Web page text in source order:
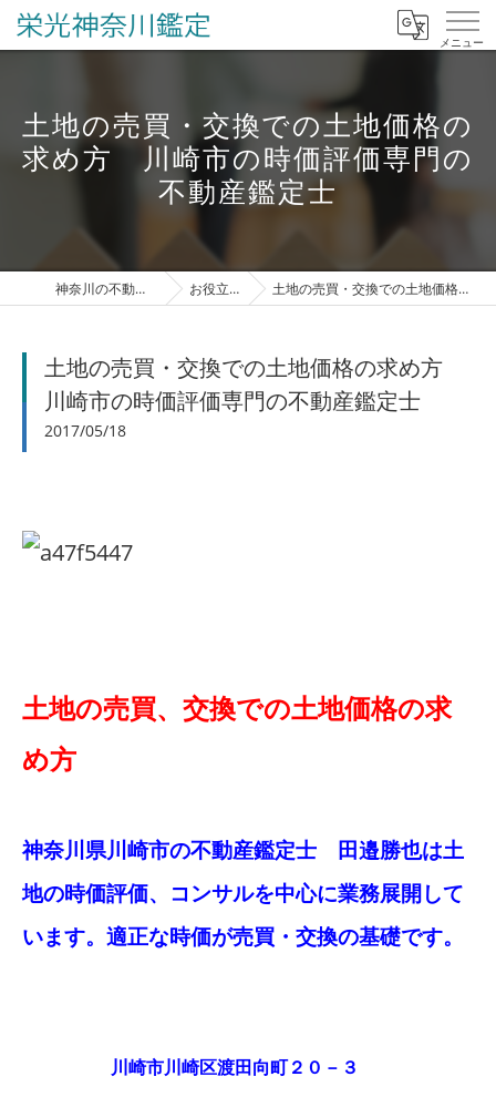
土地の売買・交換での土地価格の
求め方 川崎市の時価評価専門の
不動産鑑定士
神奈川の不動産鑑定なら栄光神奈川鑑定 お役立ち情報ブログ 土地の売買・交換での土地価格の求め方 川崎市の時価評価専門の不動産鑑定士
土地の売買・交換での土地価格の求め方
川崎市の時価評価専門の不動産鑑定士
2017/05/18
土地の売買、交換での土地価格の求
め方
神奈川県川崎市の不動産鑑定士 田邉勝也は土
地の時価評価、コンサルを中心に業務展開して
います。適正な時価が売買・交換の基礎です。
川崎市川崎区渡田向町２０－３